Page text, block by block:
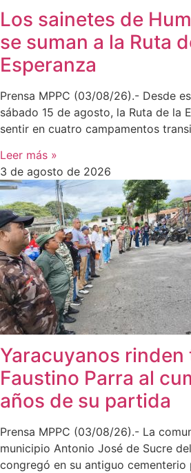
Los sainetes de
se suman a la Ruta
Esperanza
Prensa MPPC (03/08/26).- Desde
sábado 15 de agosto, la Ruta de la
sentir en cuatro campamentos
Leer más »
3 de agosto de 2026
Yaracuyanos rinden
Faustino Parra al
años de su partida
Prensa MPPC (03/08/26).- La
municipio Antonio José de Sucre
congregó en su antiguo cementerio